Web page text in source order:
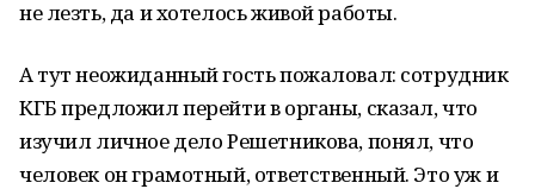
не лезть, да и хотелось живой работы.
А тут неожиданный гость пожаловал: сотрудник
КГБ предложил перейти в органы, сказал, что
изучил личное дело Решетникова, понял, что
человек он грамотный, ответственный. Это уж и